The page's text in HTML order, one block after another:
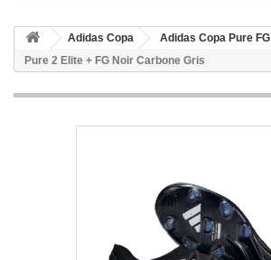
Adidas Copa Adidas Copa Pure FG
Pure 2 Elite + FG Noir Carbone Gris